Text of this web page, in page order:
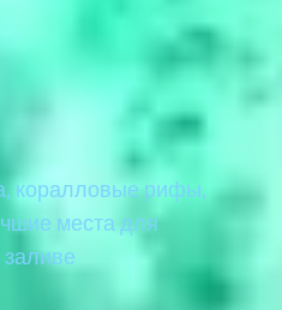
коралловые рифы,
места для